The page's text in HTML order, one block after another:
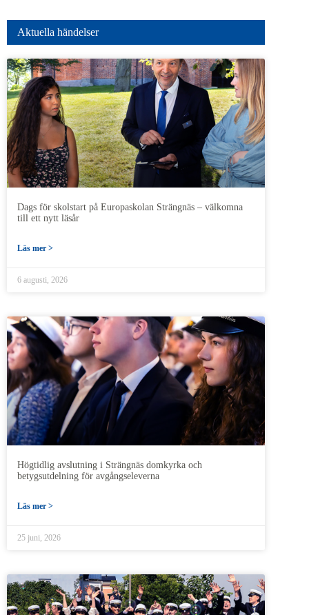
Aktuella händelser
Dags för skolstart på Europaskolan Strängnäs – välkomna
till ett nytt läsår
Läs mer >
6 augusti, 2026
Högtidlig avslutning i Strängnäs domkyrka och
betygsutdelning för avgångseleverna
Läs mer >
25 juni, 2026